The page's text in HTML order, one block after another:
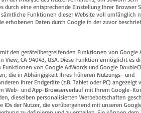
durch eine entsprechende Einstellung Ihrer Browser
Funktionen dieser Website voll umfänglich
erhobenen Daten durch Google in der zuvor
den geräteübergreifenden Funktionen von Google
CA 94043, USA. Diese Funktion ermöglicht es
von Google AdWords und Google
die in Abhängigkeit Ihres früheren Nutzungs- und
Ihrer Endgeräte (z.B. Tablet oder PC) angezeigt
Web- und App-Browserverlauf mit Ihrem Google-
dieselben personalisierten Werbebotschaften
der Nutzer, die vorübergehend mit unseren